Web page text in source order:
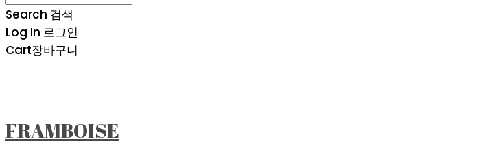
Search 검색
Log In 로그인
Cart장바구니
FRAMBOISE